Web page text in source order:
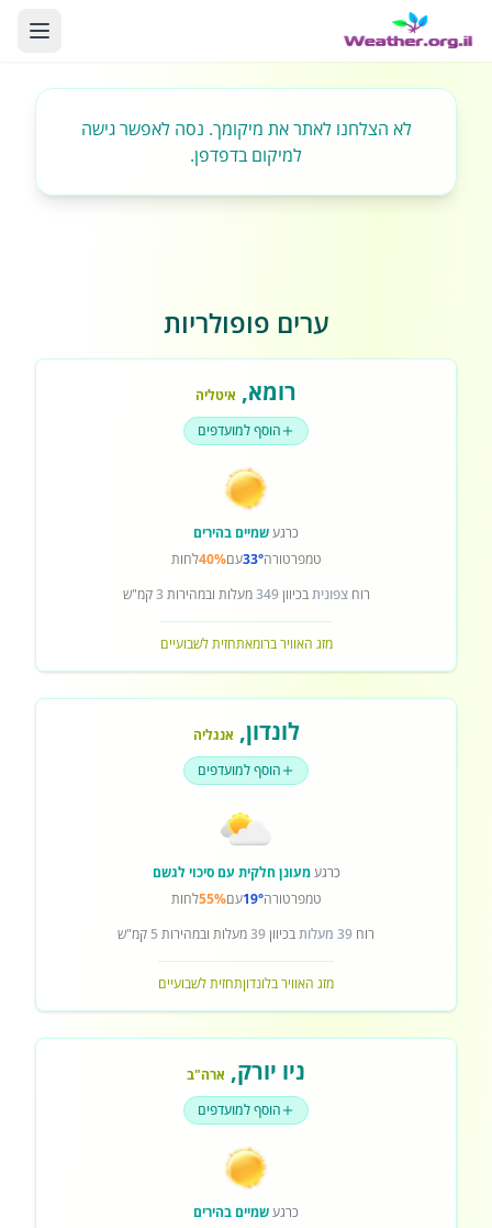
לא הצלחנו לאתר את מיקומך. נסה לאפשר גישה
למיקום בדפדפן.
ערים פופולריות
רומא, איטליה
הוסף למועדפים
כרגעשמיים בהירים
טמפרטורה33°עם40%לחות
רוחצפוניתבכיוון349מעלות ובמהירות 3קמ"ש
מזג האוויר ברומאתחזית לשבועיים
לונדון, אנגליה
הוסף למועדפים
כרגעמעונן חלקית עם סיכוי לגשם
טמפרטורה19°עם55%לחות
רוח 39 מעלות בכיוון39מעלות ובמהירות 5 קמ"ש
מזג האוויר בלונדוןתחזית לשבועיים
ניו יורק, ארה"ב
הוסף למועדפים
כרגעשמיים בהירים